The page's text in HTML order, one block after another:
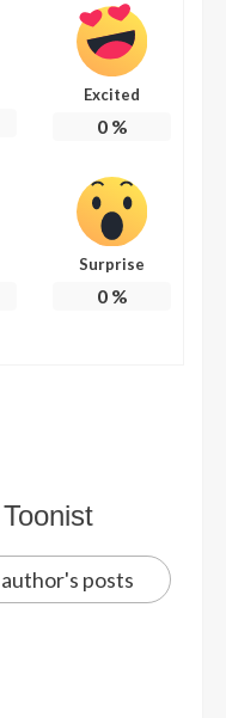
Excited
0%
Surprise
0%
Toonist
author's posts